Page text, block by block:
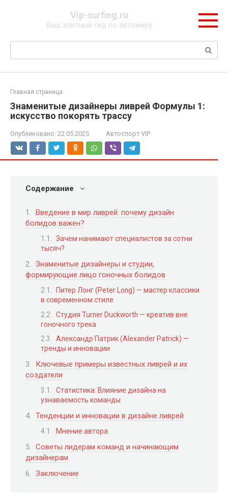
Vip-surfing.ru
Ваш элитный гид по автомиру
Поиск:
Главная страница
Знаменитые дизайнеры ливрей Формулы 1:
искусство покорять трассу
Опубликовано: 22.05.2025 Автоспорт VIP
Содержание
Введение в мир ливрей: почему дизайн
болидов важен?
Зачем нанимают специалистов за сотни
тысяч?
Знаменитые дизайнеры и студии,
формирующие лицо гоночных болидов
Питер Лонг (Peter Long) — мастер классики
в современном стиле
Студия Turner Duckworth — креатив вне
гоночного трека
Александр Патрик (Alexander Patrick) —
тренды и инновации
Ключевые примеры известных ливрей и их
создатели
Статистика: Влияние дизайна на
узнаваемость команды
Тенденции и инновации в дизайне ливрей
Мнение автора
Советы лидерам команд и начинающим
дизайнерам
Заключение